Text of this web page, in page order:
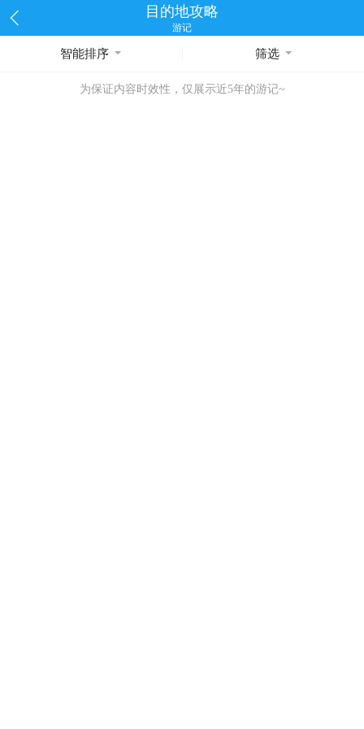
目的地攻略
游记
智能排序 筛选
为保证内容时效性，仅展示近5年的游记~